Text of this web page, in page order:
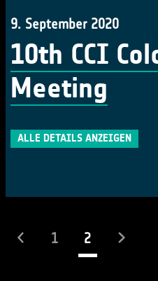
9. September 2020
10th CCI
Meeting
ALLE DETAILS ANZEIGEN
1 2(laufend)